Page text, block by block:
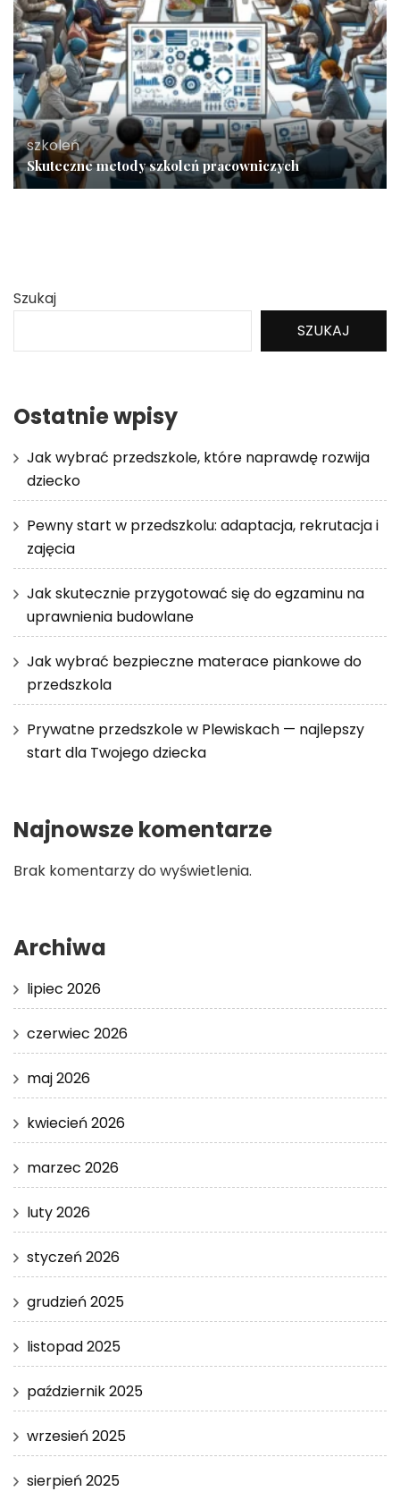
szkoleń
Skuteczne metody szkoleń pracowniczych
Szukaj
SZUKAJ
Ostatnie wpisy
Jak wybrać przedszkole, które naprawdę rozwija
dziecko
Pewny start w przedszkolu: adaptacja, rekrutacja i
zajęcia
Jak skutecznie przygotować się do egzaminu na
uprawnienia budowlane
Jak wybrać bezpieczne materace piankowe do
przedszkola
Prywatne przedszkole w Plewiskach — najlepszy
start dla Twojego dziecka
Najnowsze komentarze
Brak komentarzy do wyświetlenia.
Archiwa
lipiec 2026
czerwiec 2026
maj 2026
kwiecień 2026
marzec 2026
luty 2026
styczeń 2026
grudzień 2025
listopad 2025
październik 2025
wrzesień 2025
sierpień 2025